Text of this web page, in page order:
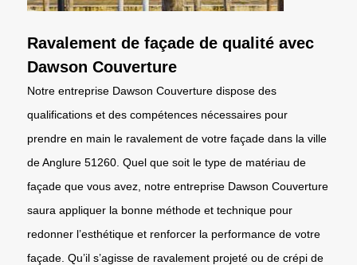
Ravalement de façade de qualité avec
Dawson Couverture
Notre entreprise Dawson Couverture dispose des
qualifications et des compétences nécessaires pour
prendre en main le ravalement de votre façade dans la ville
de Anglure 51260. Quel que soit le type de matériau de
façade que vous avez, notre entreprise Dawson Couverture
saura appliquer la bonne méthode et technique pour
redonner l’esthétique et renforcer la performance de votre
façade. Qu’il s’agisse de ravalement projeté ou de crépi de